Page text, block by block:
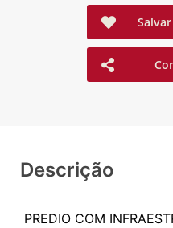
Descrição
PREDIO COM